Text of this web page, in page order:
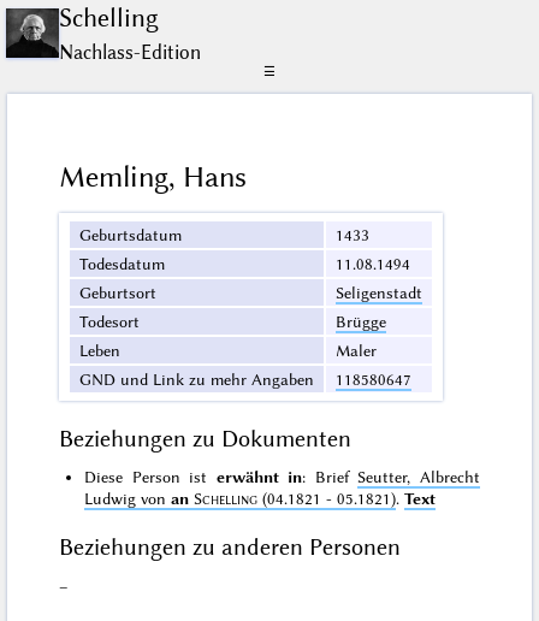
Schelling
Nachlass-Edition
☰
Memling, Hans
Geburtsdatum
1433
Todesdatum
11.08.1494
Geburtsort
Seligenstadt
Todesort
Brügge
Leben
Maler
GND und Link zu mehr Angaben
118580647
Beziehungen zu Dokumenten
Diese Person ist erwähnt in: BriefSeutter, Albrecht
Ludwig vonan Schelling (04.1821 - 05.1821).Text
Beziehungen zu anderen Personen
–